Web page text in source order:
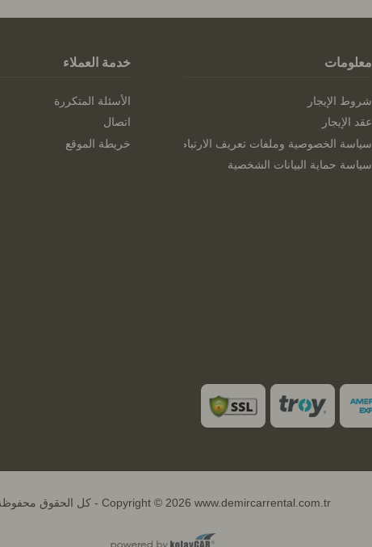
معلومات
شروط الإيجار
عقد الإيجار
سياسة الخصوصية وملفات تعريف الارتباط
سياسة حماية البيانات الشخصية
خدمة العملاء
الأسئلة المتكررة
اتصال
خريطة الموقع
Copyright © 2026 www.demircarrental.com.tr - كل الحقوق محفوظة